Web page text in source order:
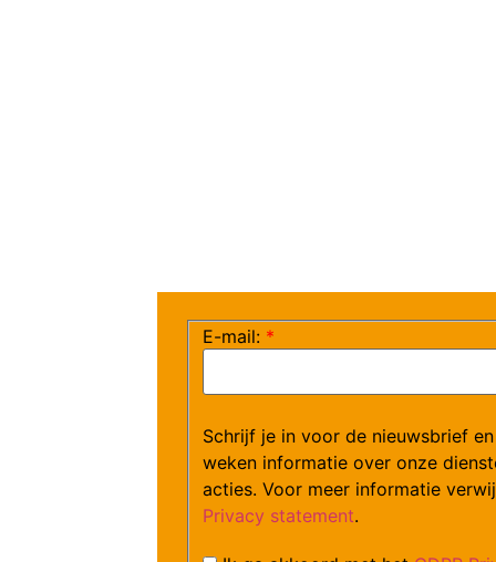
E-mail: *
Schrijf je in voor de nieuwsbrief
weken informatie over onze
acties. Voor meer informatie
Privacy statement.